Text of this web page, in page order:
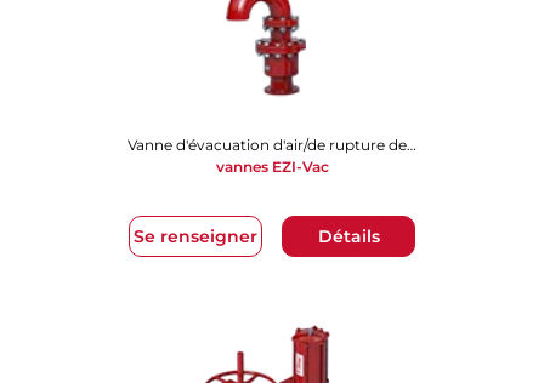
Se renseigner Détails
Vanne d'évacuation d'air/de rupture de vide
vannes EZI-Vac